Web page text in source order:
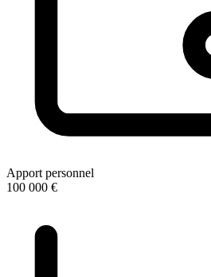
Apport personnel
100 000 €